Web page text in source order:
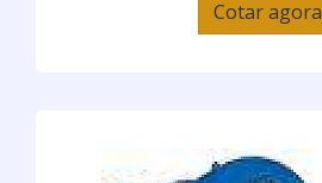
Cotar agora